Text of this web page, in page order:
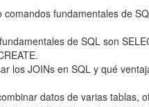
comandos fundamentales de
de SQL son
los JOINs en SQL y qué
datos de varias tablas,